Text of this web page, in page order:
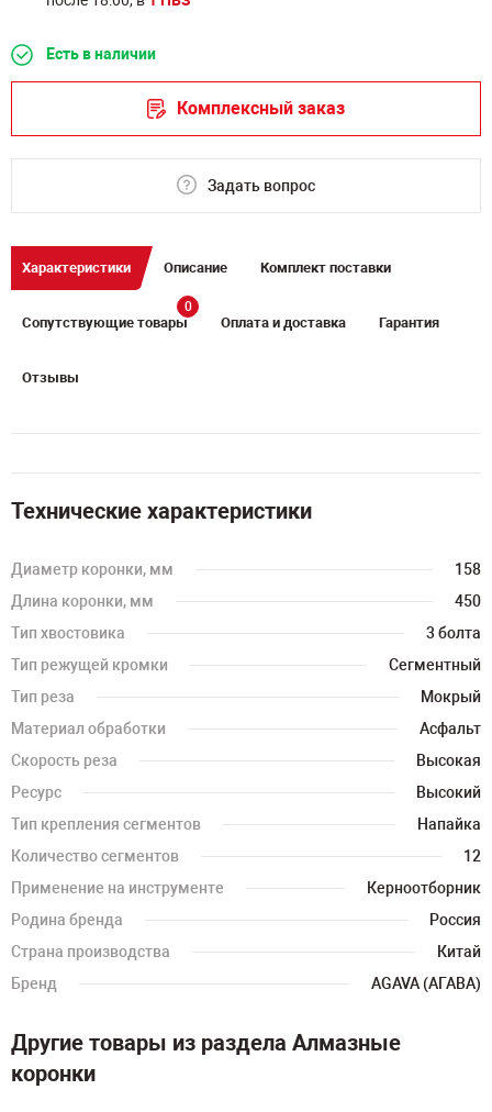
Есть в наличии
Комплексный заказ
Задать вопрос
Характеристики Описание Комплект поставки
Сопутствующие товары
0
Оплата и доставка Гарантия
Отзывы
Технические характеристики
Диаметр коронки, мм
158
Длина коронки, мм
450
Тип хвостовика
3 болта
Тип режущей кромки
Сегментный
Тип реза
Мокрый
Материал обработки
Асфальт
Скорость реза
Высокая
Ресурс
Высокий
Тип крепления сегментов
Напайка
Количество сегментов
12
Применение на инструменте
Керноотборник
Родина бренда
Россия
Страна производства
Китай
Бренд
AGAVA (АГАВА)
Другие товары из раздела Алмазные
коронки